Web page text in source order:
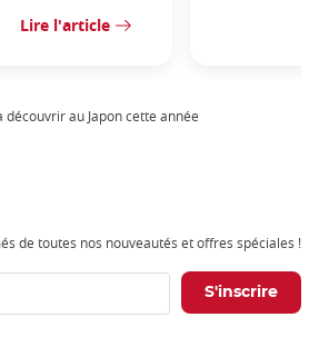
Lire l'article
découvrir au Japon cette année
de toutes nos nouveautés et offres spéciales !